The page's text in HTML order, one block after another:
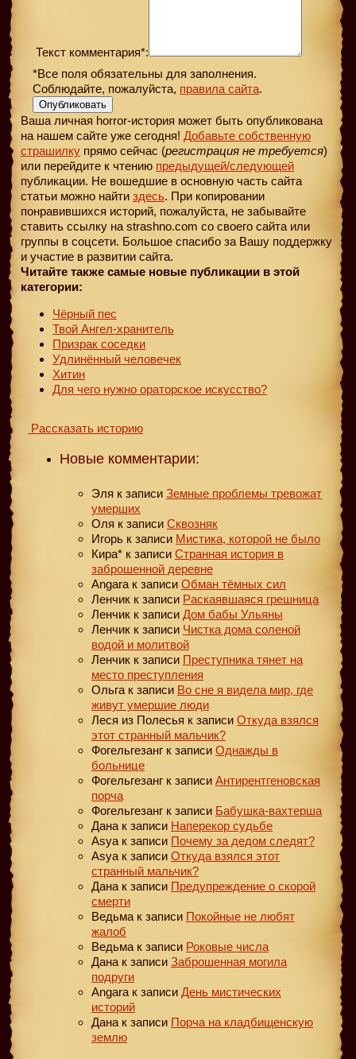
Текст комментария*:
*Все поля обязательны для заполнения.
Соблюдайте, пожалуйста, правила сайта.
Опубликовать
Ваша личная horror-история может быть опубликована
на нашем сайте уже сегодня! Добавьте собственную
страшилку прямо сейчас (регистрация не требуется)
или перейдите к чтению предыдущей/следующей
публикации. Не вошедшие в основную часть сайта
статьи можно найти здесь. При копировании
понравившихся историй, пожалуйста, не забывайте
ставить ссылку на strashno.com со своего сайта или
группы в соцсети. Большое спасибо за Вашу поддержку
и участие в развитии сайта.
Читайте также самые новые публикации в этой
категории:
Чёрный пес
Твой Ангел-хранитель
Призрак соседки
Удлинённый человечек
Хитин
Для чего нужно ораторское искусство?
Рассказать историю
Новые комментарии:
Эля к записи Земные проблемы тревожат
умерших
Оля к записи Сквозняк
Игорь к записи Мистика, которой не было
Кира* к записи Странная история в
заброшенной деревне
Angara к записи Обман тёмных сил
Ленчик к записи Раскаявшаяся грешница
Ленчик к записи Дом бабы Ульяны
Ленчик к записи Чистка дома соленой
водой и молитвой
Ленчик к записи Преступника тянет на
место преступления
Ольга к записи Во сне я видела мир, где
живут умершие люди
Леся из Полесья к записи Откуда взялся
этот странный мальчик?
Фогельгезанг к записи Однажды в
больнице
Фогельгезанг к записи Антирентгеновская
порча
Фогельгезанг к записи Бабушка-вахтерша
Дана к записи Наперекор судьбе
Asya к записи Почему за дедом следят?
Asya к записи Откуда взялся этот
странный мальчик?
Дана к записи Предупреждение о скорой
смерти
Ведьма к записи Покойные не любят
жалоб
Ведьма к записи Роковые числа
Дана к записи Заброшенная могила
подруги
Angara к записи День мистических
историй
Дана к записи Порча на кладбищенскую
землю